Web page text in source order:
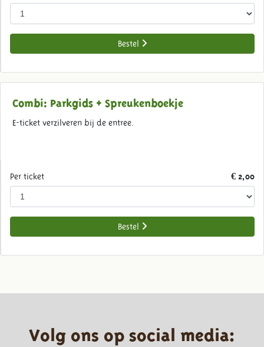
Bestel
Combi: Parkgids + Spreukenboekje
E-ticket verzilveren bij de entree.
Per ticket € 2,00
Bestel
Volg ons op social media: